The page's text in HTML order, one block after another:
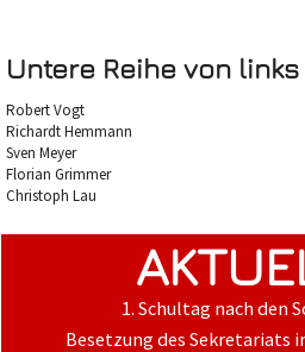
Untere Reihe von links
Robert Vogt
Richardt Hemmann
Sven Meyer
Florian Grimmer
Christoph Lau
1. Schultag nach den
Besetzung des Sekretariats